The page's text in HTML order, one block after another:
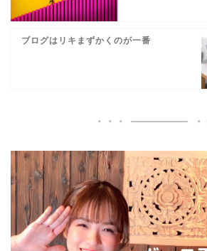
ブログはリキまずかくのが一番